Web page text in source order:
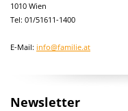
1010 Wien
Tel: 01/51611-1400
E-Mail: info@familie.at
Newsletter